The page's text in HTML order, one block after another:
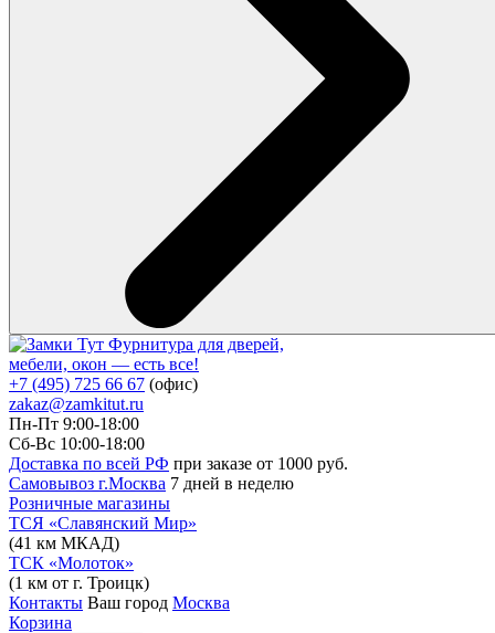
Фурнитура для дверей,
мебели, окон — есть все!
+7 (495) 725 66 67 (офис)
zakaz@zamkitut.ru
Пн-Пт 9:00-18:00
Сб-Вс 10:00-18:00
Доставка по всей РФ при заказе от 1000 руб.
Самовывоз г.Москва 7 дней в неделю
Розничные магазины
ТСЯ «Славянский Мир»
(41 км МКАД)
ТСК «Молоток»
(1 км от г. Троицк)
Контакты Ваш город Москва
Корзина